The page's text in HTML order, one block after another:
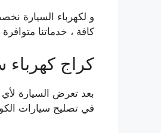
و لكهرباء السيارة
كافة ، خدماتنا
كراج كهرباء
بعد تعرض السيارة
في تصليح سيارات